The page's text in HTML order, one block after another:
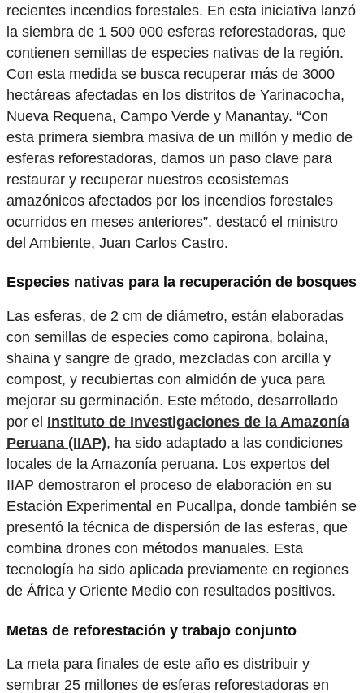
recientes incendios forestales. En esta iniciativa lanzó
la siembra de 1 500 000 esferas reforestadoras, que
contienen semillas de especies nativas de la región.
Con esta medida se busca recuperar más de 3000
hectáreas afectadas en los distritos de Yarinacocha,
Nueva Requena, Campo Verde y Manantay. “Con
esta primera siembra masiva de un millón y medio de
esferas reforestadoras, damos un paso clave para
restaurar y recuperar nuestros ecosistemas
amazónicos afectados por los incendios forestales
ocurridos en meses anteriores”, destacó el ministro
del Ambiente, Juan Carlos Castro.
Especies nativas para la recuperación de bosques
Las esferas, de 2 cm de diámetro, están elaboradas
con semillas de especies como capirona, bolaina,
shaina y sangre de grado, mezcladas con arcilla y
compost, y recubiertas con almidón de yuca para
mejorar su germinación. Este método, desarrollado
por el Instituto de Investigaciones de la Amazonía
Peruana (IIAP), ha sido adaptado a las condiciones
locales de la Amazonía peruana. Los expertos del
IIAP demostraron el proceso de elaboración en su
Estación Experimental en Pucallpa, donde también se
presentó la técnica de dispersión de las esferas, que
combina drones con métodos manuales. Esta
tecnología ha sido aplicada previamente en regiones
de África y Oriente Medio con resultados positivos.
Metas de reforestación y trabajo conjunto
La meta para finales de este año es distribuir y
sembrar 25 millones de esferas reforestadoras en